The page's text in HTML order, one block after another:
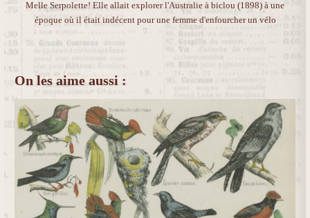
Melle Serpolette! Elle allait explorer l'Australie à biclou (1898) à une
époque où il était indécent pour une femme d'enfourcher un vélo
On les aime aussi :